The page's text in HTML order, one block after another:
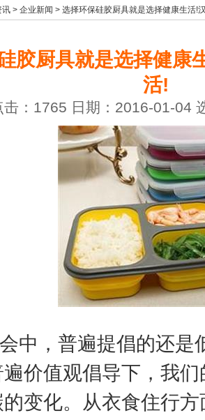
讯 > 企业新闻 > 选择环保硅胶厨具就是选择健康生活!
胶厨具就是选择健康
活!
击：1765 日期：2016-01-04
，普遍提倡的还是
价值观倡导下，我
变化。从衣食住行